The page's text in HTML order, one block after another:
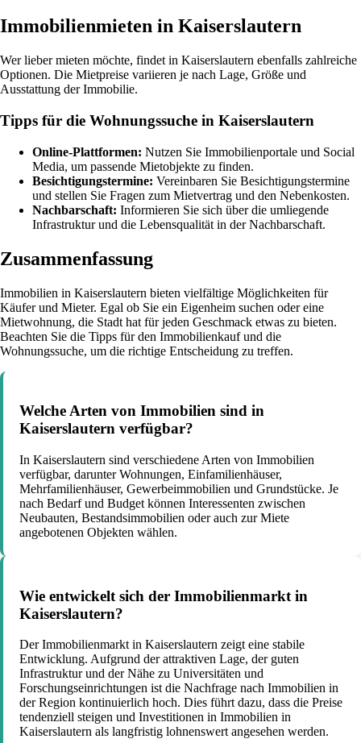
Immobilienmieten in Kaiserslautern
Wer lieber mieten möchte, findet in Kaiserslautern ebenfalls zahlreiche
Optionen. Die Mietpreise variieren je nach Lage, Größe und
Ausstattung der Immobilie.
Tipps für die Wohnungssuche in Kaiserslautern
Online-Plattformen: Nutzen Sie Immobilienportale und Social
Media, um passende Mietobjekte zu finden.
Besichtigungstermine: Vereinbaren Sie Besichtigungstermine
und stellen Sie Fragen zum Mietvertrag und den Nebenkosten.
Nachbarschaft: Informieren Sie sich über die umliegende
Infrastruktur und die Lebensqualität in der Nachbarschaft.
Zusammenfassung
Immobilien in Kaiserslautern bieten vielfältige Möglichkeiten für
Käufer und Mieter. Egal ob Sie ein Eigenheim suchen oder eine
Mietwohnung, die Stadt hat für jeden Geschmack etwas zu bieten.
Beachten Sie die Tipps für den Immobilienkauf und die
Wohnungssuche, um die richtige Entscheidung zu treffen.
Welche Arten von Immobilien sind in
Kaiserslautern verfügbar?
In Kaiserslautern sind verschiedene Arten von Immobilien
verfügbar, darunter Wohnungen, Einfamilienhäuser,
Mehrfamilienhäuser, Gewerbeimmobilien und Grundstücke. Je
nach Bedarf und Budget können Interessenten zwischen
Neubauten, Bestandsimmobilien oder auch zur Miete
angebotenen Objekten wählen.
Wie entwickelt sich der Immobilienmarkt in
Kaiserslautern?
Der Immobilienmarkt in Kaiserslautern zeigt eine stabile
Entwicklung. Aufgrund der attraktiven Lage, der guten
Infrastruktur und der Nähe zu Universitäten und
Forschungseinrichtungen ist die Nachfrage nach Immobilien in
der Region kontinuierlich hoch. Dies führt dazu, dass die Preise
tendenziell steigen und Investitionen in Immobilien in
Kaiserslautern als langfristig lohnenswert angesehen werden.